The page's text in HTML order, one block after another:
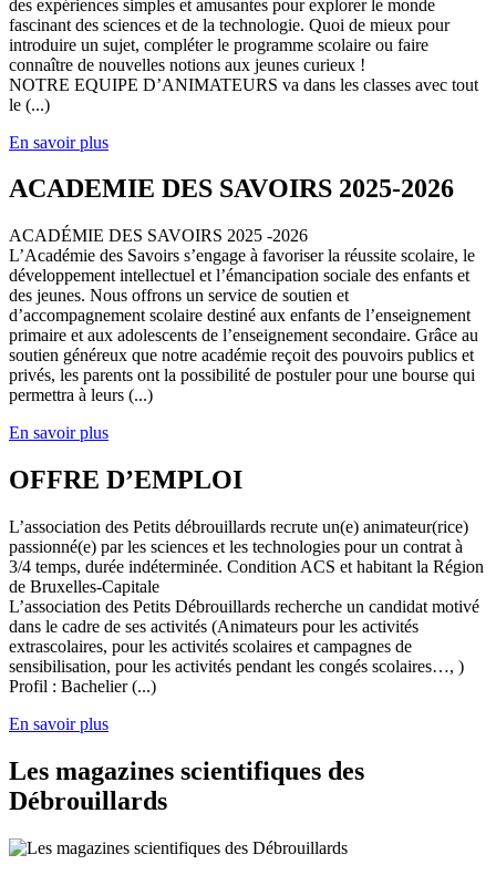
des expériences simples et amusantes pour explorer le monde
fascinant des sciences et de la technologie. Quoi de mieux pour
introduire un sujet, compléter le programme scolaire ou faire
connaître de nouvelles notions aux jeunes curieux !
NOTRE EQUIPE D’ANIMATEURS va dans les classes avec tout
le (...)
En savoir plus
ACADEMIE DES SAVOIRS 2025-2026
ACADÉMIE DES SAVOIRS 2025 -2026
L’Académie des Savoirs s’engage à favoriser la réussite scolaire, le
développement intellectuel et l’émancipation sociale des enfants et
des jeunes. Nous offrons un service de soutien et
d’accompagnement scolaire destiné aux enfants de l’enseignement
primaire et aux adolescents de l’enseignement secondaire. Grâce au
soutien généreux que notre académie reçoit des pouvoirs publics et
privés, les parents ont la possibilité de postuler pour une bourse qui
permettra à leurs (...)
En savoir plus
OFFRE D’EMPLOI
L’association des Petits débrouillards recrute un(e) animateur(rice)
passionné(e) par les sciences et les technologies pour un contrat à
3/4 temps, durée indéterminée. Condition ACS et habitant la Région
de Bruxelles-Capitale
L’association des Petits Débrouillards recherche un candidat motivé
dans le cadre de ses activités (Animateurs pour les activités
extrascolaires, pour les activités scolaires et campagnes de
sensibilisation, pour les activités pendant les congés scolaires…, )
Profil : Bachelier (...)
En savoir plus
Les magazines scientifiques des
Débrouillards